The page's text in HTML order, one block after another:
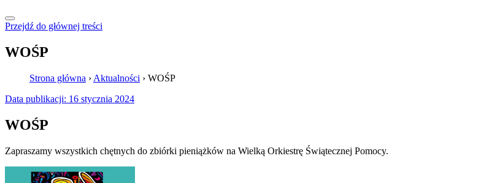
Przejdź do głównej treści
WOŚP
Strona główna › Aktualności › WOŚP
Data publikacji: 16 stycznia 2024
WOŚP
Zapraszamy wszystkich chętnych do zbiórki pieniążków na Wielką Orkiestrę Świątecznej Pomocy.